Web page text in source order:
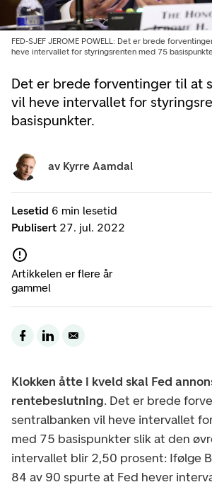
Det er brede forventinger til at
vil heve intervallet for
basispunkter.
FED-SJEF JEROME POWELL: Det er brede
heve intervallet for styringsrenten med 75
Lesetid 6 min lesetid
Publisert 27. jul. 2022
Artikkelen er flere år
gammel
av Kyrre Aamdal
Klokken åtte i kveld skal Fed
rentebeslutning. Det er brede
sentralbanken vil heve intervallet
med 75 basispunkter slik at den
intervallet blir 2,50 prosent: Ifølge
84 av 90 spurte at Fed hever